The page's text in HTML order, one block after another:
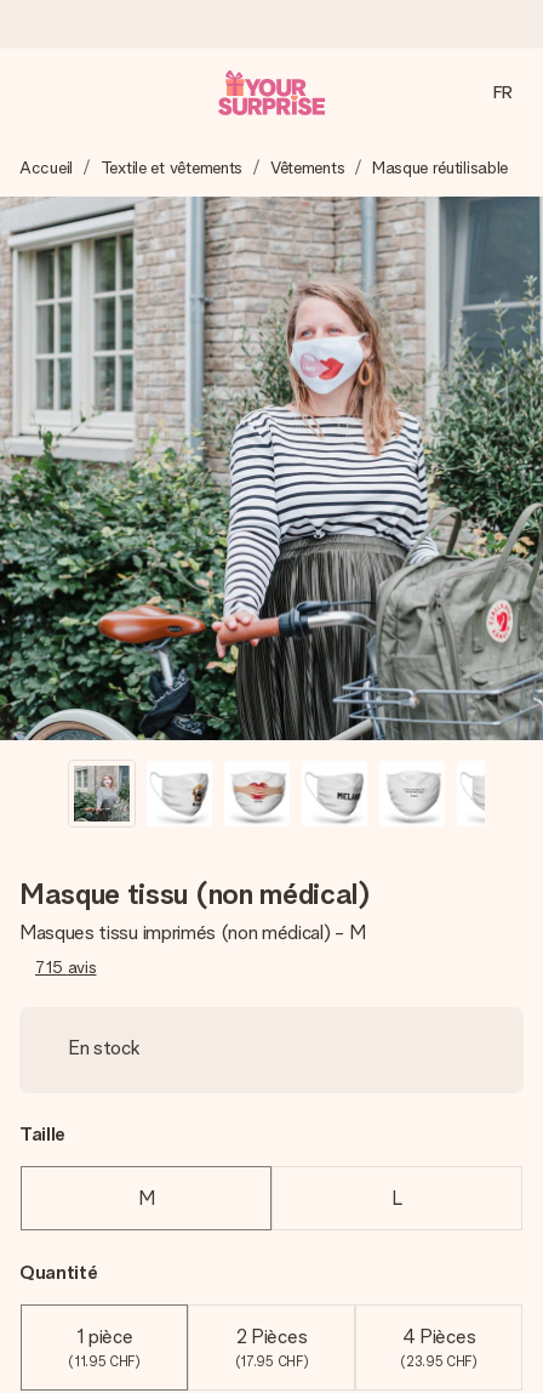
Nous préparons votre cadeau avec attention et l’envoyons
en un éclair – pour que vous puissiez l’offrir au bon moment,
quand cela compte le plus.
4,7 (sur la base de +15 000 avis)
Nos cadeaux sont appréciés. Les clients nous attribuent
une note de 4,7 sur Google Reviews (total de tous les
pays où nous sommes présents).
Carte de vœux gratuite
Créez quelque chose d’unique en quelques étapes – avec
son prénom, votre photo ou un message qui touche le cœur.
Sans complications, juste tout l’amour pour le moment idéal.
FR
Accueil Textile et vêtements Vêtements Masque réutilisable
Masque tissu (non médical)
Masques tissu imprimés (non médical) - M
715 avis
En stock
Taille
M L
Quantité
1 pièce
(11.95 CHF)
2 Pièces
(17.95 CHF)
4 Pièces
(23.95 CHF)